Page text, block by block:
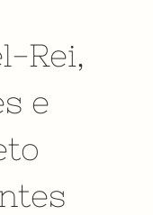
Rei,
e